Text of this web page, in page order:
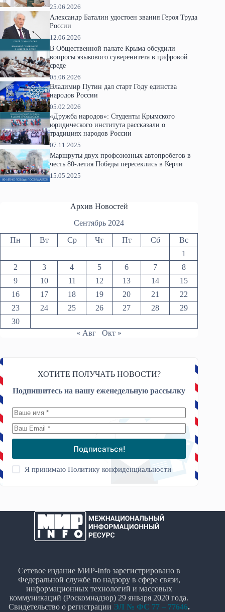
25.06.2026
Александр Баталин удостоен звания Героя Труда
России
12.06.2026
В Общественной палате Крыма обсудили
вопросы языкового суверенитета в цифровой
среде
05.06.2026
Владимир Путин дал старт Году единства
народов России
05.02.2026
«Дружба народов»: Студенты Крымского
юридического института рассказали о
традициях народов России
07.11.2025
Маршруты двух профсоюзных автопробегов в
честь 80-летия Победы пересеклись в Керчи
15.05.2025
Архив Новостей
Сентябрь 2024
Пн Вт Ср Чт Пт Сб
Вс
1
2
3 4 5 6 7
8
9
10 11 12 13 14
15
16
17 18 19 20 21
22
23
24 25 26 27 28
29
30
« Авг
Окт »
ХОТИТЕ ПОЛУЧАТЬ НОВОСТИ?
Подпишитесь на нашу еженедельную рассылку
Подписаться!
Я принимаюПолитику конфиденциальности
Сетевое издание МИР-Info зарегистрировано в
Федеральной службе по надзору в сфере связи,
информационных технологий и массовых
коммуникаций (Роскомнадзор) 29 января 2020 года.
Свидетельство о регистрации ЭЛ № ФС 77 – 77646.